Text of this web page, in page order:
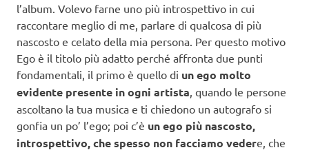
l’album. Volevo farne uno più introspettivo in cui
raccontare meglio di me, parlare di qualcosa di più
nascosto e celato della mia persona. Per questo motivo
Ego è il titolo più adatto perché affronta due punti
fondamentali, il primo è quello di un ego molto
evidente presente in ogni artista , quando le persone
ascoltano la tua musica e ti chiedono un autografo si
gonfia un po’ l’ego; poi c’è un ego più nascosto,
introspettivo, che spesso non facciamo vedere, che